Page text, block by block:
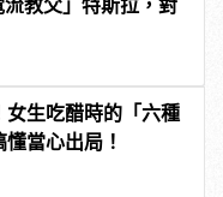
流教父」特斯拉，對
女生吃醋時的「六種
當心出局！